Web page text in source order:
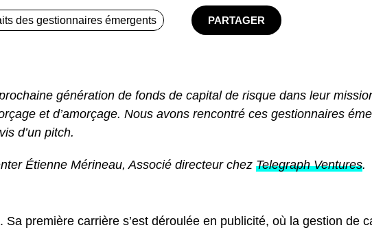
des gestionnaires émergents PARTAGER
génération de fonds de capital de risque dans leur
et d’amorçage. Nous avons rencontré ces gestionnaires
d’un pitch.
Étienne Mérineau, Associé directeur chez Telegraph Ventures.
première carrière s’est déroulée en publicité, où la gestion de